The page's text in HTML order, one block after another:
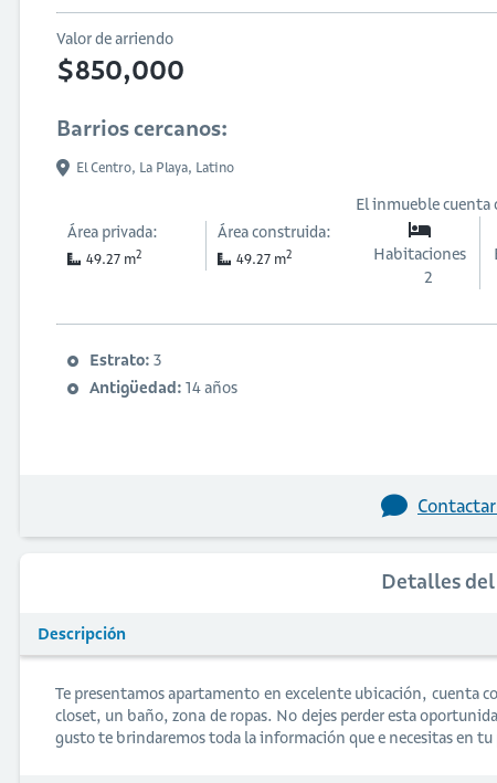
Valor de arriendo
$850,000
Barrios cercanos:
El Centro, La Playa, Latino
Área privada:
49.27 m2
Área construida:
49.27 m2
El inmueble cuenta
Habitaciones
2
Estrato: 3
Antigüedad: 14 años
Detalles
Descripción
Te presentamos apartamento en excelente ubicación, cuenta
closet, un baño, zona de ropas. No dejes perder esta
gusto te brindaremos toda la información que e necesitas en